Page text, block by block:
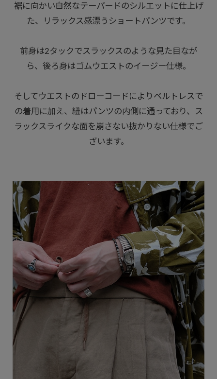
裾に向かい自然なテーパードのシルエットに仕上げ
た、リラックス感漂うショートパンツです。
前身は2タックでスラックスのような見た目なが
ら、後ろ身はゴムウエストのイージー仕様。
そしてウエストのドローコードによりベルトレスで
の着用に加え、紐はパンツの内側に通っており、ス
ラックスライクな面を崩さない抜かりない仕様でご
ざいます。